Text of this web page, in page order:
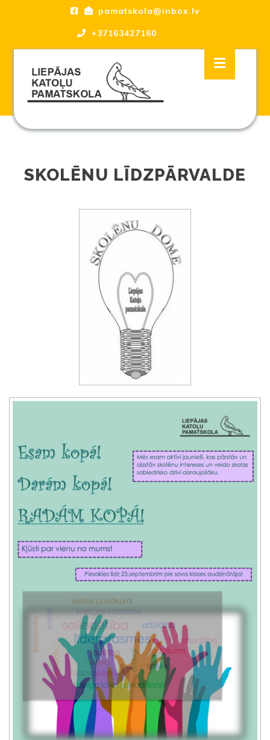
pamatskola@inbox.lv
+37163427160
Open
SKOLĒNU LĪDZPĀRVALDE